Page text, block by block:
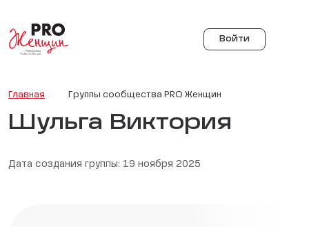
Войти
Главная Группы сообщества PRO Женщин
Шульга Виктория
Дата создания группы: 19 ноября 2025